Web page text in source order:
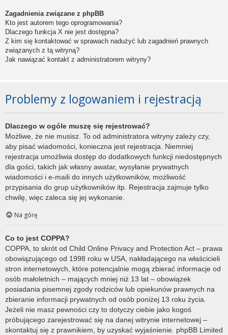
Zagadnienia związane z phpBB
Kto jest autorem tego oprogramowania?
Dlaczego funkcja X nie jest dostępna?
Z kim się kontaktować w sprawach nadużyć lub zagadnień prawnych
związanych z tą witryną?
Jak nawiązać kontakt z administratorem witryny?
Problemy z logowaniem i rejestracją
Dlaczego w ogóle muszę się rejestrować?
Możliwe, że nie musisz. To od administratora witryny zależy czy,
aby pisać wiadomości, konieczna jest rejestracja. Niemniej
rejestracja umożliwia dostęp do dodatkowych funkcji niedostępnych
dla gości, takich jak własny awatar, wysyłanie prywatnych
wiadomości i e-maili do innych użytkowników, możliwość
przypisania do grup użytkowników itp. Rejestracja zajmuje tylko
chwilę, więc zaleca się jej wykonanie.
Na górę
Co to jest COPPA?
COPPA, to skrót od Child Online Privacy and Protection Act – prawa
obowiązującego od 1998 roku w USA, nakładającego na właścicieli
stron internetowych, które potencjalnie mogą zbierać informacje od
osób małoletnich – mających mniej niż 13 lat – obowiązek
posiadania pisemnej zgody rodziców lub opiekunów prawnych na
zbieranie informacji prywatnych od osób poniżej 13 roku życia.
Jeżeli nie masz pewności czy to dotyczy ciebie jako kogoś
próbującego zarejestrować się na danej witrynie internetowej –
skontaktuj się z prawnikiem, by uzyskać wyjaśnienie. phpBB Limited